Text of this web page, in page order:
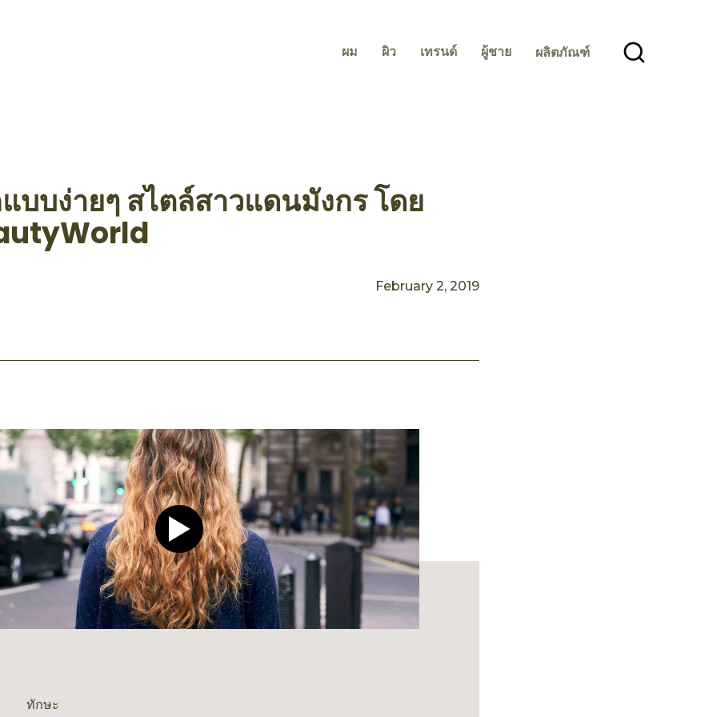
ผม ผิว เทรนด์ ผู้ชาย ผลิตภัณฑ์
บบง่ายๆ สไตล์สาวแดนมังกร โดย
February 2, 2019
Play video CLEAR Men Deep Cleanse Shampoo.
ทักษะ